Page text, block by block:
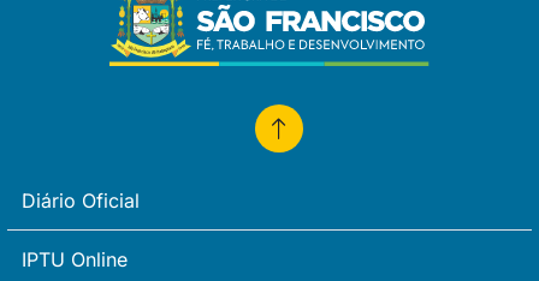
Diário Oficial
IPTU Online